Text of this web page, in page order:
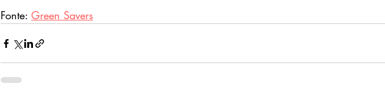
Fonte: Green Savers